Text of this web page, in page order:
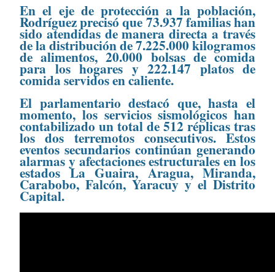
En el eje de protección a la población,
Rodríguez precisó que 73.937 familias han
sido atendidas de manera directa a través
de la distribución de 7.225.000 kilogramos
de alimentos, 20.000 bolsas de comida
para los hogares y 222.147 platos de
comida servidos en caliente.
El parlamentario destacó que, hasta el
momento, los servicios sismológicos han
contabilizado un total de 512 réplicas tras
los dos terremotos consecutivos. Estos
eventos secundarios continúan generando
alarmas y afectaciones estructurales en los
estados La Guaira, Aragua, Miranda,
Carabobo, Falcón, Yaracuy y el Distrito
Capital.